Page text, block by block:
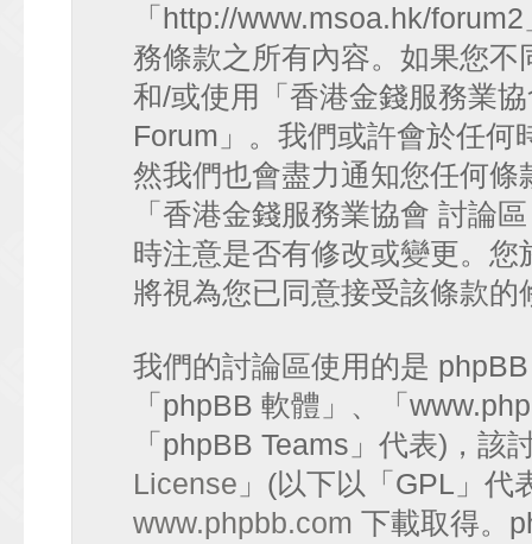
「http://www.msoa.hk/
務條款之所有內容。如果您
和/或使用「香港金錢服務業
Forum」。我們或許會於任何
然我們也會盡力通知您任何
「香港金錢服務業協會 討論
時注意是否有修改或變更。
將視為您已同意接受該條款的
我們的討論區使用的是
「phpBB 軟體」、「
「phpBB Teams」代表)，該
License 」(以下以「GPL」代
www.phpbb.com 下載取得。